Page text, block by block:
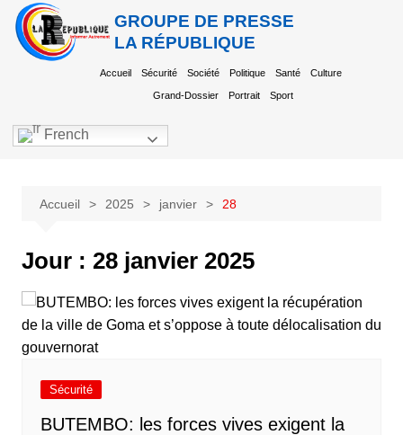
GROUPE DE PRESSE
LA RÉPUBLIQUE
Accueil Sécurité Société Politique Santé Culture
Grand-Dossier Portrait Sport
French
Accueil 2025 janvier 28
Jour : 28 janvier 2025
Sécurité
BUTEMBO: les forces vives exigent la